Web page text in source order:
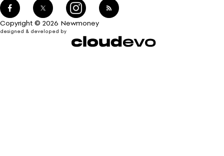
Copyright © 2026 Newmoney
designed & developed by